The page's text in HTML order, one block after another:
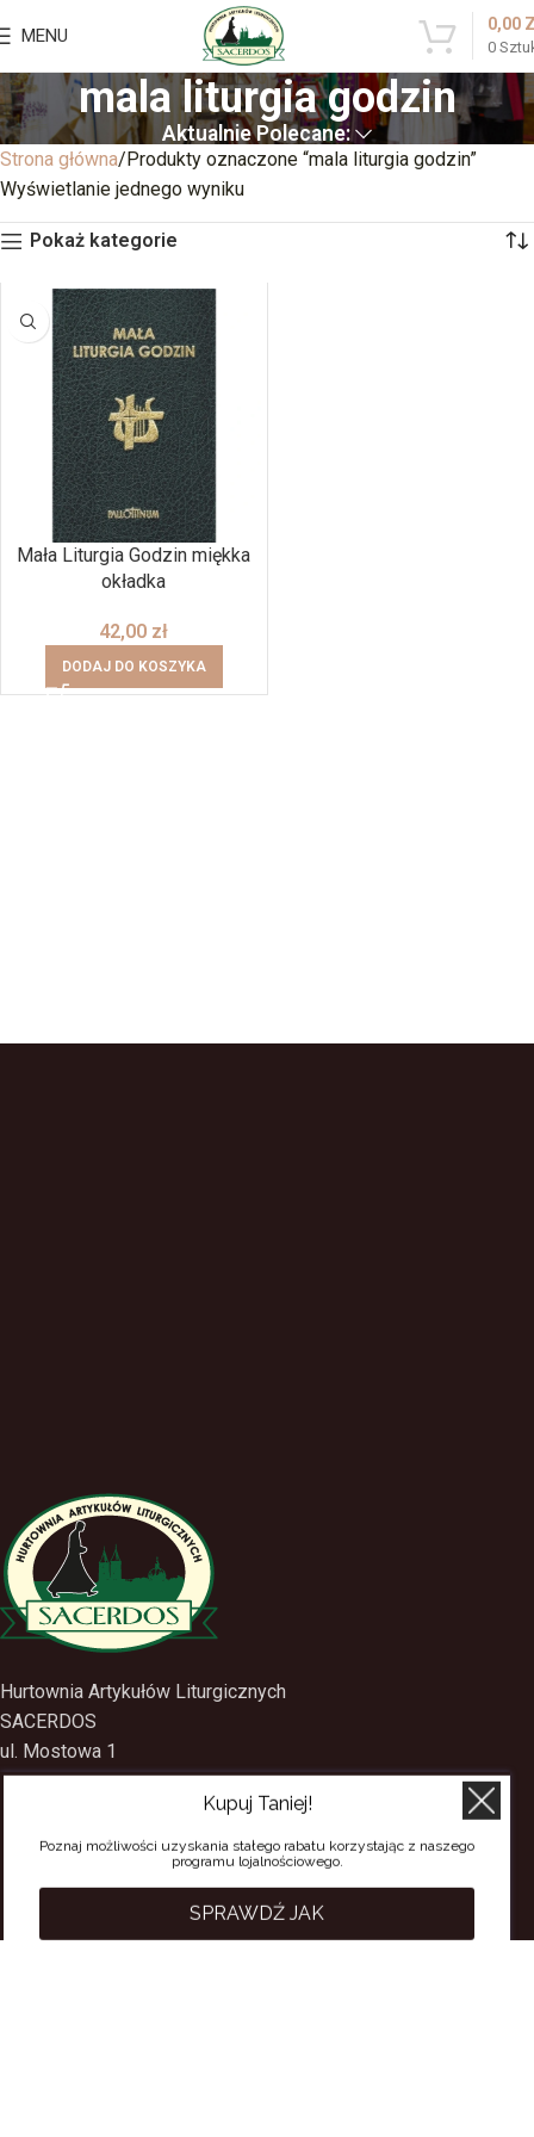
MENU
0
0,00
mala liturgia godzin
Aktualnie Polecane:
Strona główna Produkty oznaczone “mala liturgia godzin”
Wyświetlanie jednego wyniku
Pokaż kategorie
Mała Liturgia Godzin miękka
okładka
42,00 zł
DODAJ DO KOSZYKA
Hurtownia Artykułów Liturgicznych
SACERDOS
ul. Mostowa 1
09-402 Płock
tel.kom.501-384-314
PRZYDATNE LINKI
Polityka Prywatności
Poznaj możliwości uzyskania stałego rabatu korzystając z naszego
programu lojalnościowego.
SPRAWDŹ JAK